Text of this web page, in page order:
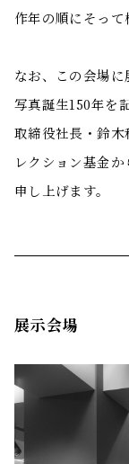
作年の順にそって
なお、この会場に
写真誕生150年を
取締役社長・鈴
レクション基金
申し上げます。
展示会場